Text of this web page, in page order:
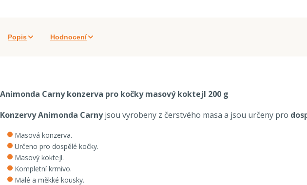
Popis Hodnocení
Animonda Carny konzerva pro kočky masový koktejl 200 g
Konzervy Animonda Carnyjsou vyrobeny z čerstvého masa a jsou určeny pro
Masová konzerva.
Určeno pro dospělé kočky.
Masový koktejl.
Kompletní krmivo.
Malé a měkké kousky.